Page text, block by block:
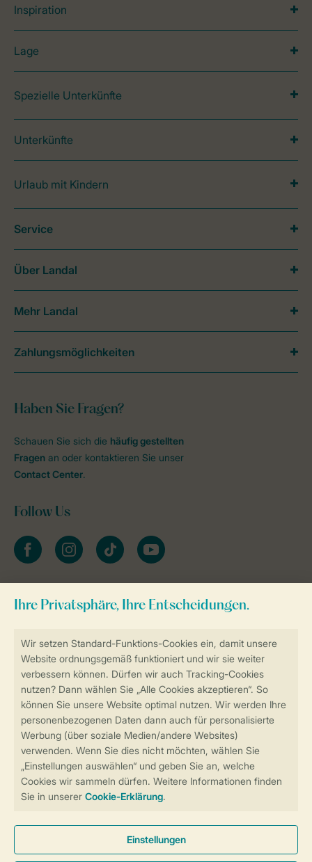
Weitere Informationen und Einstellungen
Sicher und schnell zur Online-Buchung
Sichere Datenübertragung
Sicheres Bezahlen
Inspiration
Lage
Spezielle Unterkünfte
Unterkünfte
Urlaub mit Kindern
Haben Sie Fragen?
Schauen Sie sich die häufig gestellten
Fragen an oder kontaktieren Sie unser
Contact Center.
Follow Us
facebookinstagramtiktok youtube
Zum Newsletter anmelden
Service
Über Landal
Mehr Landal
Zahlungsmöglichkeiten